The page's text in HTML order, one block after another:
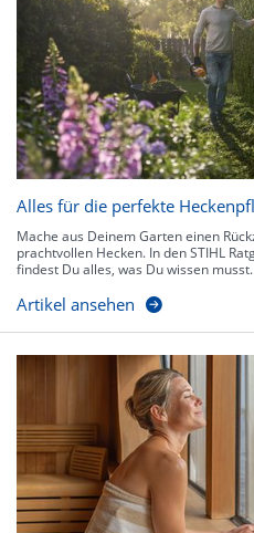
Alles für die perfekte
Mache aus Deinem Garten einen
prachtvollen Hecken. In den STIHL
findest Du alles, was Du wissen musst.
Artikel ansehen